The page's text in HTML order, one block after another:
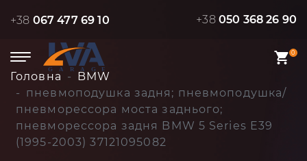
+38 067 477 69 10 +38 050 368 26 90
0
Головна
BMW
пневмоподушка задня; пневмоподушка/
пневморессора моста заднього;
пневморессора задня BMW 5 Series E39
(1995-2003) 37121095082